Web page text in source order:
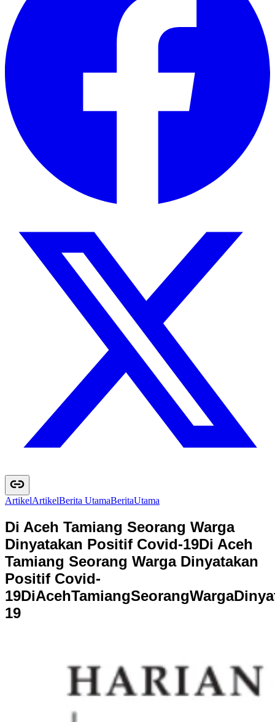
ArtikelArtikelBerita UtamaBeritaUtama
Di Aceh Tamiang Seorang Warga
Dinyatakan Positif Covid-19Di Aceh
Tamiang Seorang Warga Dinyatakan
Positif Covid-
19DiAcehTamiangSeorangWargaDinya
19